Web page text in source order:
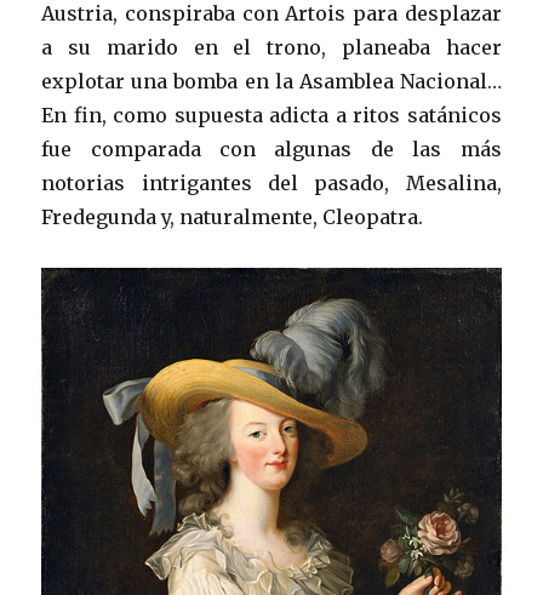
Austria, conspiraba con Artois para desplazar
a su marido en el trono, planeaba hacer
explotar una bomba en la Asamblea Nacional…
En fin, como supuesta adicta a ritos satánicos
fue comparada con algunas de las más
notorias intrigantes del pasado, Mesalina,
Fredegunda y, naturalmente, Cleopatra.